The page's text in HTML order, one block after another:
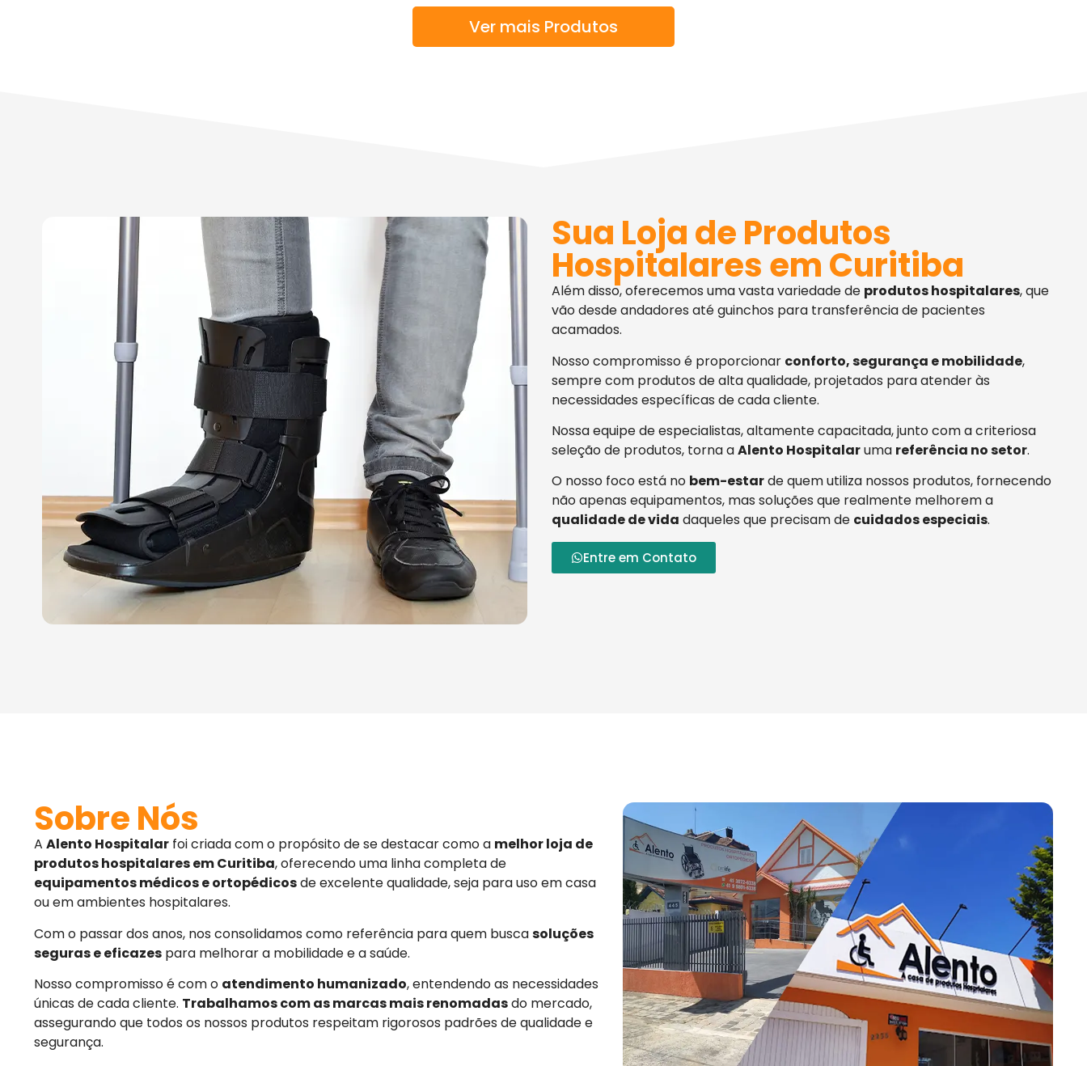
Ver mais Produtos
Sua Loja de Produtos
Hospitalares em Curitiba
Além disso, oferecemos uma vasta variedade de produtos hospitalares, que
vão desde andadores até guinchos para transferência de pacientes
acamados.
Nosso compromisso é proporcionar conforto, segurança e mobilidade,
sempre com produtos de alta qualidade, projetados para atender às
necessidades específicas de cada cliente.
Nossa equipe de especialistas, altamente capacitada, junto com a criteriosa
seleção de produtos, torna aAlento Hospitalaruma referência no setor.
O nosso foco está no bem-estarde quem utiliza nossos produtos, fornecendo
não apenas equipamentos, mas soluções que realmente melhorem a
qualidade de vida daqueles que precisam de cuidados especiais.
Entre em Contato
Sobre Nós
A Alento Hospitalar foi criada com o propósito de se destacar como a melhor loja de
produtos hospitalares em Curitiba, oferecendo uma linha completa de
equipamentos médicos e ortopédicosde excelente qualidade, seja para uso em casa
ou em ambientes hospitalares.
Com o passar dos anos, nos consolidamos como referência para quem buscasoluções
seguras e eficazes para melhorar a mobilidade e a saúde.
Nosso compromisso é com o atendimento humanizado, entendendo as necessidades
únicas de cada cliente. Trabalhamos com as marcas mais renomadasdo mercado,
assegurando que todos os nossos produtos respeitam rigorosos padrões de qualidade e
segurança.